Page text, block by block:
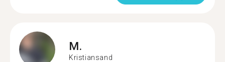
M.
Kristiansand